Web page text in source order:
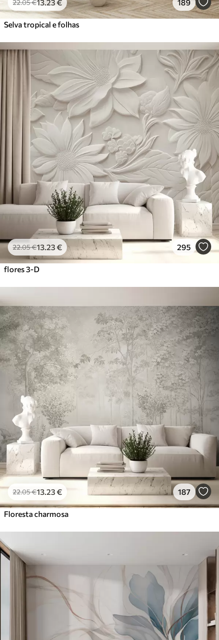
22.05€13 .23€ 189
Selva tropical e folhas
22.05€13 .23€ 295
flores 3-D
22.05€13 .23€ 187
Floresta charmosa